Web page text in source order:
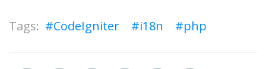
CodeIgniter i18n php